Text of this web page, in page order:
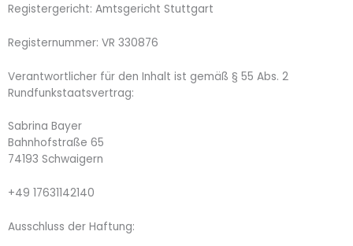
Registergericht: Amtsgericht Stuttgart
Registernummer: VR 330876
Verantwortlicher für den Inhalt ist gemäß § 55 Abs. 2
Rundfunkstaatsvertrag:
Sabrina Bayer
Bahnhofstraße 65
74193 Schwaigern
+49 17631142140
Ausschluss der Haftung: